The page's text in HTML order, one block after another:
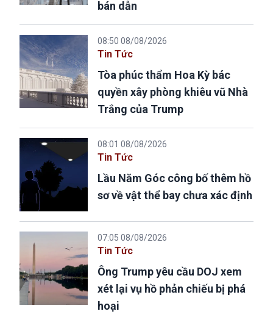
bán dẫn
08:50 08/08/2026
Tin Tức
Tòa phúc thẩm Hoa Kỳ bác
quyền xây phòng khiêu vũ Nhà
Trắng của Trump
08:01 08/08/2026
Tin Tức
Lầu Năm Góc công bố thêm hồ
sơ về vật thể bay chưa xác định
07:05 08/08/2026
Tin Tức
Ông Trump yêu cầu DOJ xem
xét lại vụ hồ phản chiếu bị phá
hoại